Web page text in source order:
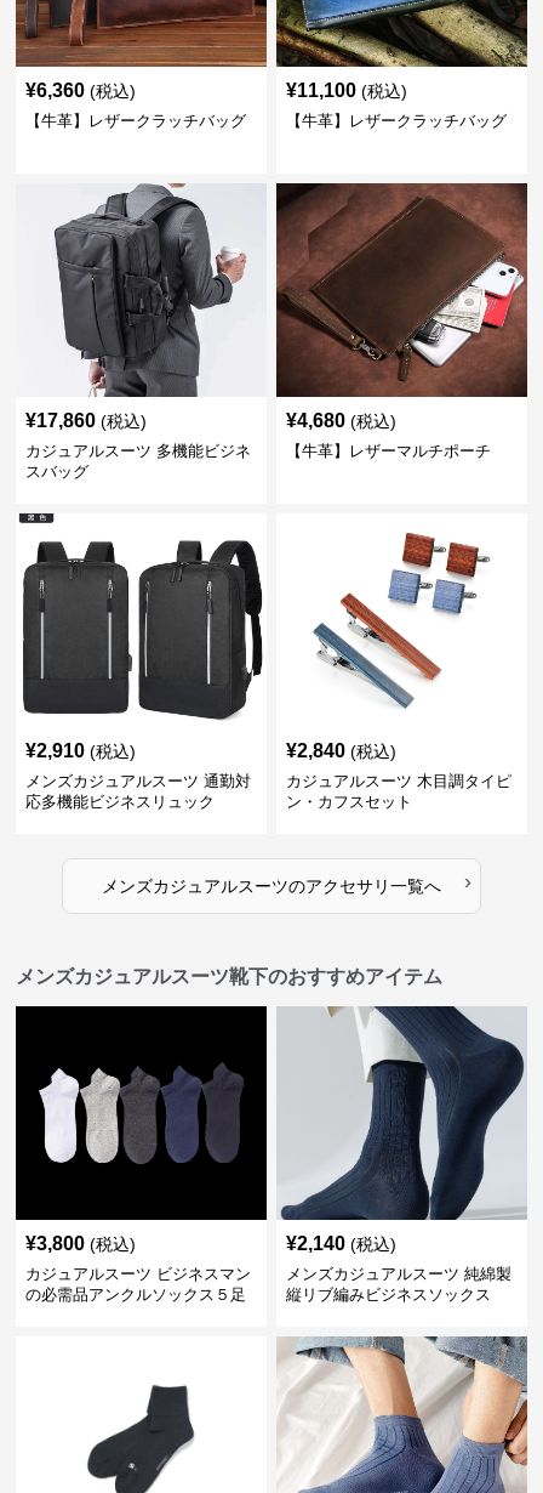
¥6,360 (税込)
【牛革】レザークラッチバッグ
¥11,100 (税込)
【牛革】レザークラッチバッグ
¥17,860 (税込)
カジュアルスーツ 多機能ビジネ
スバッグ
¥4,680 (税込)
【牛革】レザーマルチポーチ
¥2,910 (税込)
メンズカジュアルスーツ 通勤対
応多機能ビジネスリュック
¥2,840 (税込)
カジュアルスーツ 木目調タイピ
ン・カフスセット
メンズカジュアルスーツのアクセサリ一覧へ ›
メンズカジュアルスーツ靴下のおすすめアイテム
¥3,800 (税込)
カジュアルスーツ ビジネスマン
の必需品アンクルソックス５足
¥2,140 (税込)
メンズカジュアルスーツ 純綿製
縦リブ編みビジネスソックス